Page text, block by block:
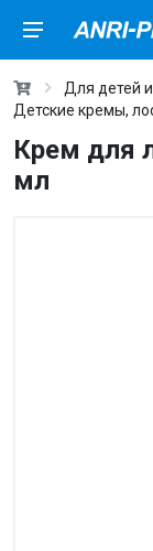
Для детей
Детские кремы,
Крем для
мл